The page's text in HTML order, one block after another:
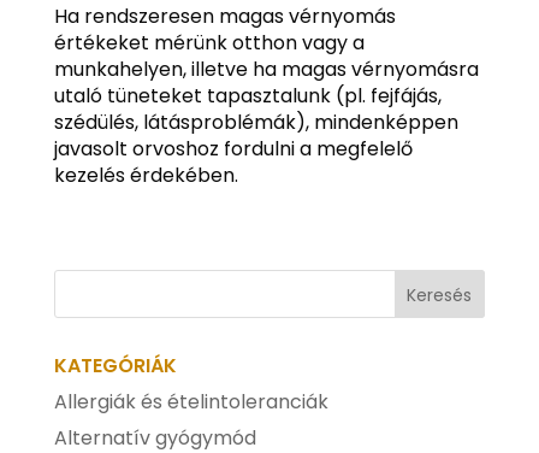
Ha rendszeresen magas vérnyomás
értékeket mérünk otthon vagy a
munkahelyen, illetve ha magas vérnyomásra
utaló tüneteket tapasztalunk (pl. fejfájás,
szédülés, látásproblémák), mindenképpen
javasolt orvoshoz fordulni a megfelelő
kezelés érdekében.
KATEGÓRIÁK
Allergiák és ételintoleranciák
Alternatív gyógymód